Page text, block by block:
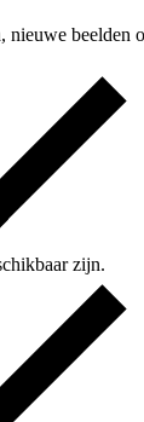
nieuwe beelden
zijn.